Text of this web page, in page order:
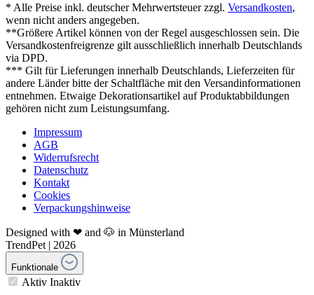
* Alle Preise inkl. deutscher Mehrwertsteuer zzgl. Versandkosten,
wenn nicht anders angegeben.
**Größere Artikel können von der Regel ausgeschlossen sein. Die
Versandkostenfreigrenze gilt ausschließlich innerhalb Deutschlands
via DPD.
*** Gilt für Lieferungen innerhalb Deutschlands, Lieferzeiten für
andere Länder bitte der Schaltfläche mit den Versandinformationen
entnehmen. Etwaige Dekorationsartikel auf Produktabbildungen
gehören nicht zum Leistungsumfang.
Impressum
AGB
Widerrufsrecht
Datenschutz
Kontakt
Cookies
Verpackungshinweise
Designed with ❤ and 🐶 in Münsterland
TrendPet | 2026
Funktionale
Aktiv Inaktiv